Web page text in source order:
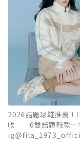
2026話題球鞋推薦
收 6雙話題鞋款一